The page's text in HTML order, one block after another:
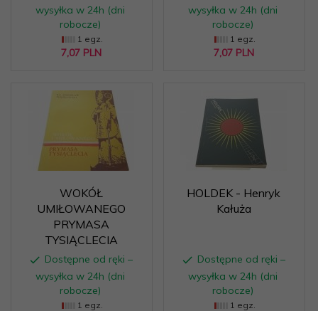
wysyłka w 24h (dni
robocze)
1 egz.
7,07 PLN
wysyłka w 24h (dni
robocze)
1 egz.
7,07 PLN
WOKÓŁ
UMIŁOWANEGO
PRYMASA
TYSIĄCLECIA
Dostępne od ręki –
wysyłka w 24h (dni
robocze)
1 egz.
HOLDEK - Henryk
Kałuża
Dostępne od ręki –
wysyłka w 24h (dni
robocze)
1 egz.